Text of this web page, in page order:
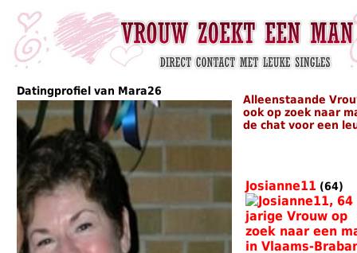
Datingprofiel van Mara26
Alleenstaande
ook op zoek naar
de chat voor een
Josianne11 (64)